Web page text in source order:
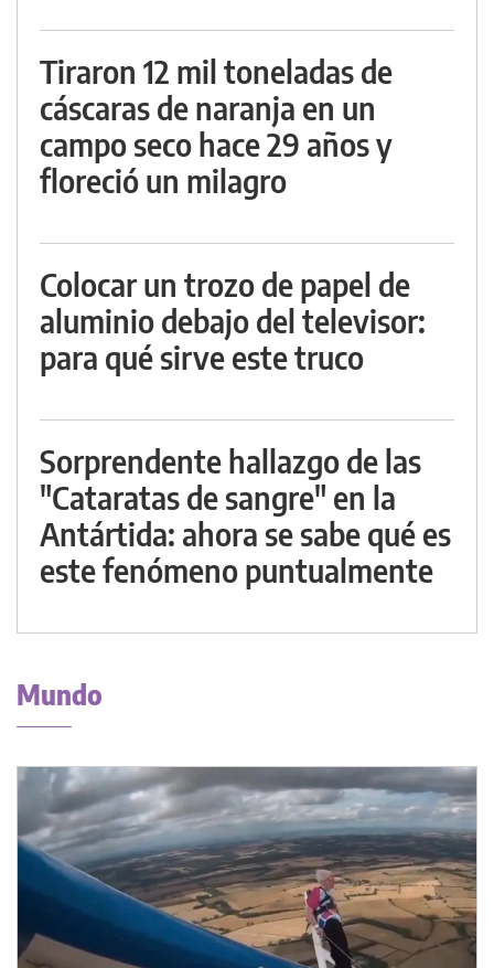
Tiraron 12 mil toneladas de
cáscaras de naranja en un
campo seco hace 29 años y
floreció un milagro
Colocar un trozo de papel de
aluminio debajo del televisor:
para qué sirve este truco
Sorprendente hallazgo de las
"Cataratas de sangre" en la
Antártida: ahora se sabe qué es
este fenómeno puntualmente
Mundo